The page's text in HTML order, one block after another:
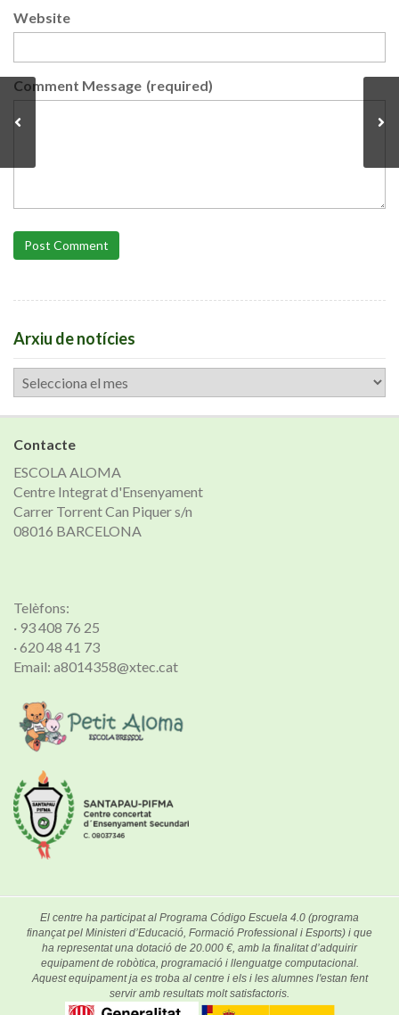
Website
Comment Message (required)
Post Comment
Arxiu de notícies
Arxiu
de
notícies
Contacte
ESCOLA ALOMA
Centre Integrat d'Ensenyament
Carrer Torrent Can Piquer s/n
08016 BARCELONA
Telèfons:
· 93 408 76 25
· 620 48 41 73
Email: a8014358@xtec.cat
El centre ha participat al Programa Código Escuela 4.0 (programa
finançat pel Ministeri d’Educació, Formació Professional i Esports) i que
ha representat una dotació de 20.000 €, amb la finalitat d’adquirir
equipament de robòtica, programació i llenguatge computacional.
Aquest equipament ja es troba al centre i els i les alumnes l'estan fent
servir amb resultats molt satisfactoris.